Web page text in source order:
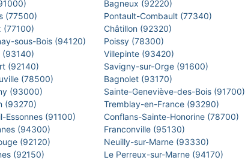
(77500)
(77100)
sous-Bois (94120)
(93140)
(92140)
(78500)
(93000)
(93270)
Essonnes (91100)
(94300)
(92120)
(92150)
Bagneux (92220)
Pontault-Combault (77340)
Châtillon (92320)
Poissy (78300)
Villepinte (93420)
Savigny-sur-Orge (91600)
Bagnolet (93170)
Sainte-Geneviève-des-Bois (91700)
Tremblay-en-France (93290)
Conflans-Sainte-Honorine (78700)
Franconville (95130)
Neuilly-sur-Marne (93330)
Le Perreux-sur-Marne (94170)